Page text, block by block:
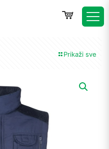
Prikaži sve